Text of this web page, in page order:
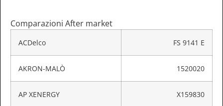
Comparazioni After market
ACDelco FS 9141 E
AKRON-MALÒ 1520020
AP XENERGY X159830